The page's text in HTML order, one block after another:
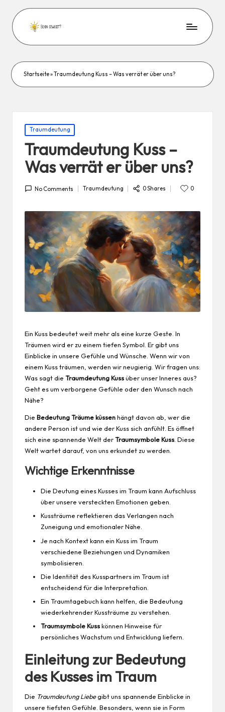
Startseite»Traumdeutung Kuss – Was verrät er über uns?
Posted
in
Traumdeutung
Traumdeutung Kuss –
Was verrät er über uns?
No Comments
Posted
Traumdeutung 0 Shares 0
Ein Kuss bedeutet weit mehr als eine kurze Geste. In
Träumen wird er zu einem tiefen Symbol. Er gibt uns
Einblicke in unsere Gefühle und Wünsche. Wenn wir von
einem Kuss träumen, werden wir neugierig. Wir fragen uns:
Was sagt die Traumdeutung Kussüber unser Inneres aus?
Geht es um verborgene Gefühle oder den Wunsch nach
Nähe?
Die Bedeutung Träume küssenhängt davon ab, wer die
andere Person ist und wie der Kuss sich anfühlt. Es öffnet
sich eine spannende Welt derTraumsymbole Kuss. Diese
Welt wartet darauf, von uns erkundet zu werden.
Wichtige Erkenntnisse
Die Deutung eines Kusses im Traum kann Aufschluss
über unsere versteckten Emotionen geben.
Kussträume reflektieren das Verlangen nach
Zuneigung und emotionaler Nähe.
Je nach Kontext kann ein Kuss im Traum
verschiedene Beziehungen und Dynamiken
symbolisieren.
Die Identität des Kusspartners im Traum ist
entscheidend für die Interpretation.
Ein Traumtagebuch kann helfen, die Bedeutung
wiederkehrender Kussträume zu verstehen.
Traumsymbole Kusskönnen Hinweise für
persönliches Wachstum und Entwicklung liefern.
Einleitung zur Bedeutung
des Kusses im Traum
Die Traumdeutung Liebegibt uns spannende Einblicke in
unsere tiefsten Gefühle. Besonders, wenn sie in Form